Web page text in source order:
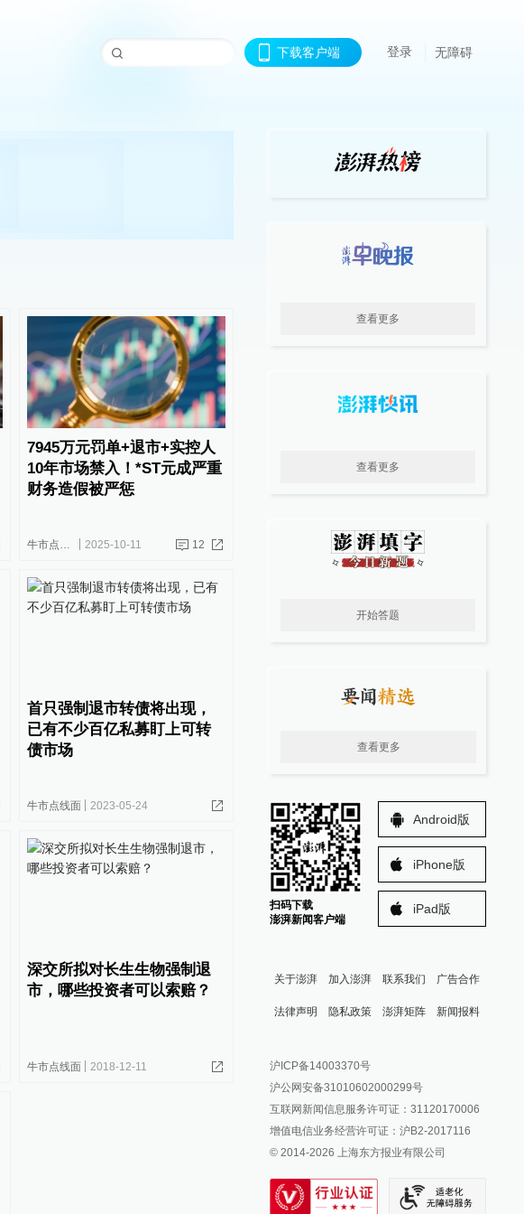
下载客户端 登录 无障碍
7945万元罚单+退市+实控人
10年市场禁入！*ST元成严重
财务造假被严惩
牛市点线面 2025-10-11 12
首只强制退市转债将出现，
已有不少百亿私募盯上可转
债市场
牛市点线面 2023-05-24
深交所拟对长生生物强制退
市，哪些投资者可以索赔？
牛市点线面 2018-12-11
查看更多
查看更多
开始答题
查看更多
扫码下载
澎湃新闻客户端
Android版
iPhone版
iPad版
关于澎湃 加入澎湃 联系我们 广告合作
法律声明 隐私政策 澎湃矩阵
澎湃新闻公众号
澎湃新闻抖音号
派生万物开放平台
IP SHANGHAI
SIXTH TONE
新闻报料
报料邮箱: news@thepaper.cn
沪ICP备14003370号
沪公网安备31010602000299号
互联网新闻信息服务许可证：31120170006
增值电信业务经营许可证：沪B2-2017116
© 2014-2026 上海东方报业有限公司